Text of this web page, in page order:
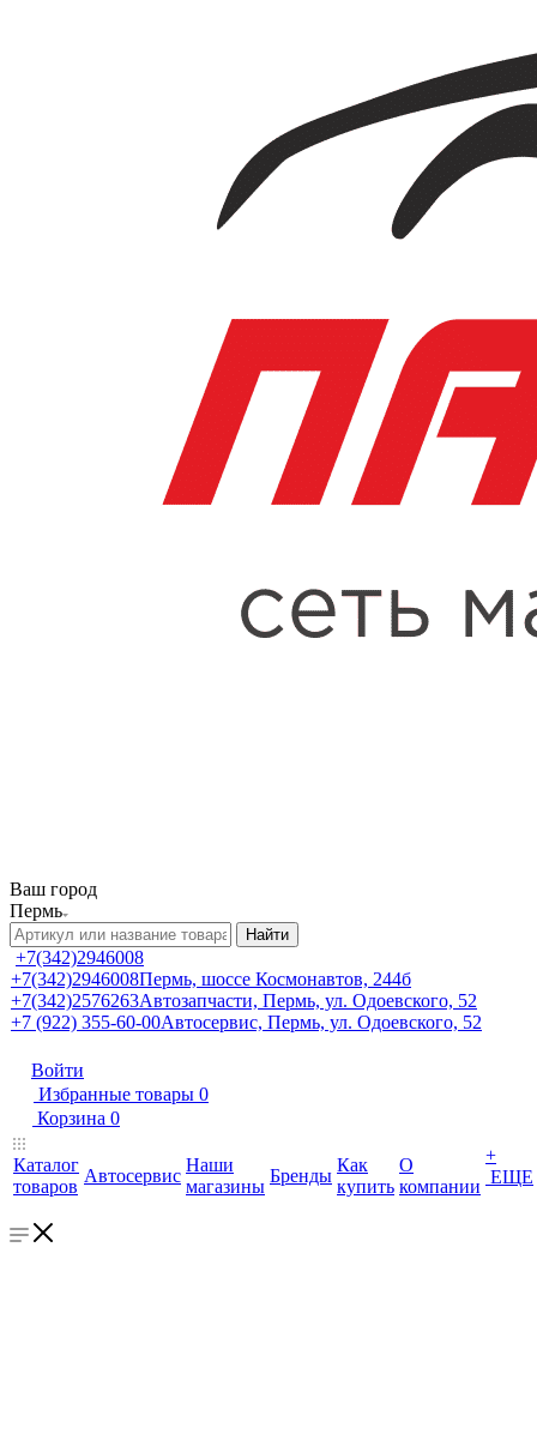
Ваш город
Пермь
Найти
+7(342)2946008
+7(342)2946008Пермь, шоссе Космонавтов, 244б
+7(342)2576263Автозапчасти, Пермь, ул. Одоевского, 52
+7 (922) 355-60-00Автосервис, Пермь, ул. Одоевского, 52
Войти
Избранные товары 0
Корзина 0
Каталог
товаров
Автосервис
Наши
магазины
Бренды
Как
купить
О
компании
+
ЕЩЕ